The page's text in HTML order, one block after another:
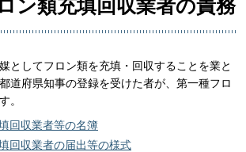
ン類充填回収業者の責務
としてフロン類を充填・回収することを業と
道府県知事の登録を受けた者が、第一種フロ
。
回収業者等の名簿
回収業者の届出等の様式